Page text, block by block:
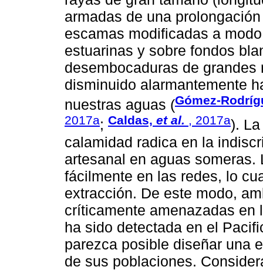
armadas de una
escamas modificadas a
estuarinas y sobre fondos
desembocaduras de
disminuido alarmantemente
nuestras aguas (Gómez-
2017a; Caldas, et al. , 2017a).
calamidad radica en la
artesanal en aguas
fácilmente en las redes, lo
extracción. De este modo,
críticamente amenazadas
ha sido detectada en el
parezca posible diseñar una
de sus poblaciones.